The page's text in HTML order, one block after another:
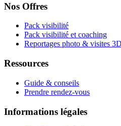
Nos Offres
Pack visibilité
Pack visibilité et coaching
Reportages photo & visites 3D
Ressources
Guide & conseils
Prendre rendez-vous
Informations légales